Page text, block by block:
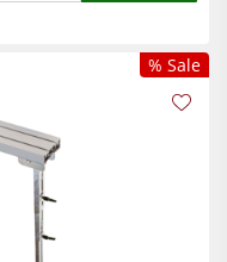
% Sale